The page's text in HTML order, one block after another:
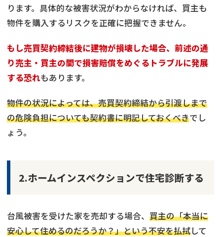
ります。具体的な被害状況がわからなければ、買主も
物件を購入するリスクを正確に把握できません。
もし売買契約締結後に建物が損壊した場合、前述の通
り売主・買主の間で損害賠償をめぐるトラブルに発展
する恐れもあります。
物件の状況によっては、売買契約締結から引渡しまで
の危険負担についても契約書に明記しておくべきでし
ょう。
2.ホームインスペクションで住宅診断する
台風被害を受けた家を売却する場合、 買主の「本当に
安心して住めるのだろうか？」という不安を払拭して